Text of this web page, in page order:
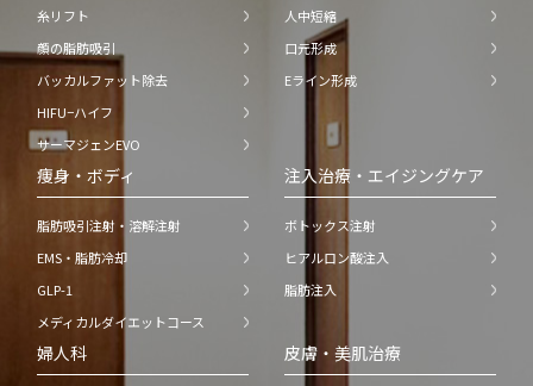
糸リフト
顔の脂肪吸引
バッカルファット除去
HIFU−ハイフ
サーマジェンEVO
人中短縮
口元形成
Eライン形成
痩身・ボディ
脂肪吸引注射・溶解注射
EMS・脂肪冷却
GLP-1
メディカルダイエットコース
注入治療・エイジングケア
ボトックス注射
ヒアルロン酸注入
脂肪注入
婦人科 皮膚・美肌治療